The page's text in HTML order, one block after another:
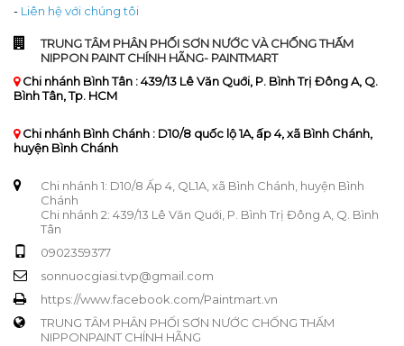
- Liên hệ với chúng tôi
TRUNG TÂM PHÂN PHỐI SƠN NƯỚC VÀ CHỐNG THẤM
NIPPON PAINT CHÍNH HÃNG- PAINTMART
Chi nhánh Bình Tân : 439/13 Lê Văn Quới, P. Bình Trị Đông A, Q.
Bình Tân, Tp. HCM
Chi nhánh Bình Chánh : D10/8 quốc lộ 1A, ấp 4, xã Bình Chánh,
huyện Bình Chánh
Chi nhánh 1: D10/8 Ấp 4, QL1A, xã Bình Chánh, huyện Bình
Chánh
Chi nhánh 2: 439/13 Lê Văn Quới, P. Bình Trị Đông A, Q. Bình
Tân
0902359377
sonnuocgiasi.tvp@gmail.com
https://www.facebook.com/Paintmart.vn
TRUNG TÂM PHÂN PHỐI SƠN NƯỚC CHỐNG THẤM
NIPPONPAINT CHÍNH HÃNG